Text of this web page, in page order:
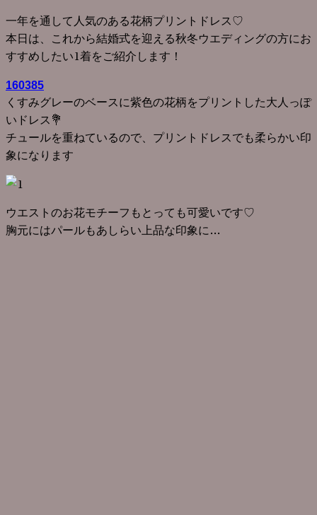
一年を通して人気のある花柄プリントドレス♡
本日は、これから結婚式を迎える秋冬ウエディングの方にお
すすめしたい1着をご紹介します！
160385
くすみグレーのベースに紫色の花柄をプリントした大人っぽ
いドレス💐
チュールを重ねているので、プリントドレスでも柔らかい印
象になります
ウエストのお花モチーフもとっても可愛いです♡
胸元にはパールもあしらい上品な印象に…